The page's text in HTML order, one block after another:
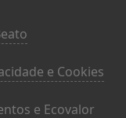
e Cookies
e Ecovalor